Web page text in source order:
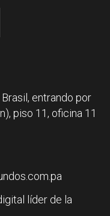
entrando por
piso 11, oficina 11
líder de la